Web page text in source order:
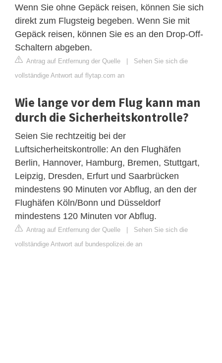
Wenn Sie ohne Gepäck reisen, können Sie sich
direkt zum Flugsteig begeben. Wenn Sie mit
Gepäck reisen, können Sie es an den Drop-Off-
Schaltern abgeben.
Antrag auf Entfernung der Quelle | Sehen Sie sich die
vollständige Antwort auf flytap.com an
Wie lange vor dem Flug kann man
durch die Sicherheitskontrolle?
Seien Sie rechtzeitig bei der
Luftsicherheitskontrolle: An den Flughäfen
Berlin, Hannover, Hamburg, Bremen, Stuttgart,
Leipzig, Dresden, Erfurt und Saarbrücken
mindestens 90 Minuten vor Abflug, an den der
Flughäfen Köln/Bonn und Düsseldorf
mindestens 120 Minuten vor Abflug.
Antrag auf Entfernung der Quelle | Sehen Sie sich die
vollständige Antwort auf bundespolizei.de an